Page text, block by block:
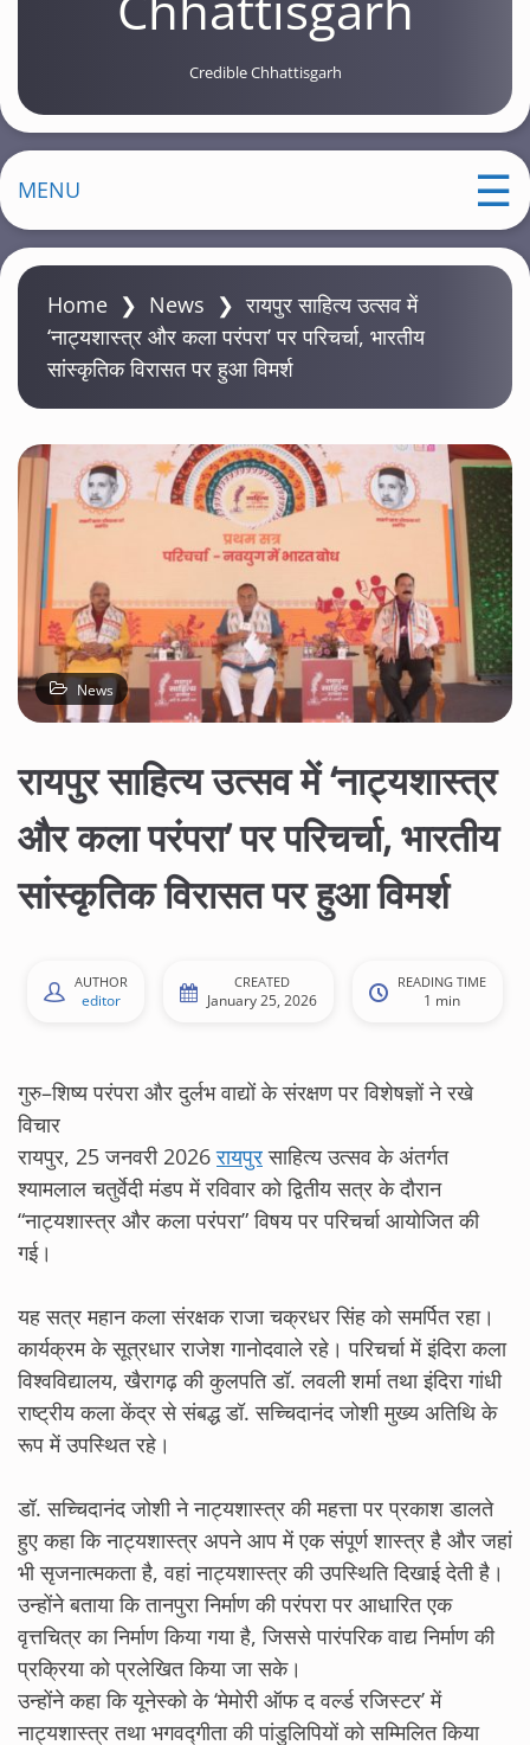
Credible Chhattisgarh
MENU
Home ❯ News ❯रायपुर साहित्य उत्सव में
‘नाट्यशास्त्र और कला परंपरा’ पर परिचर्चा, भारतीय
सांस्कृतिक विरासत पर हुआ विमर्श
News
रायपुर साहित्य उत्सव में ‘नाट्यशास्त्र
और कला परंपरा’ पर परिचर्चा, भारतीय
सांस्कृतिक विरासत पर हुआ विमर्श
AUTHOR
editor
CREATED
January 25, 2026
READING TIME
1 min
गुरु–शिष्य परंपरा और दुर्लभ वाद्यों के संरक्षण पर विशेषज्ञों ने रखे
विचार
रायपुर, 25 जनवरी 2026रायपुरसाहित्य उत्सव के अंतर्गत
श्यामलाल चतुर्वेदी मंडप में रविवार को द्वितीय सत्र के दौरान
“नाट्यशास्त्र और कला परंपरा” विषय पर परिचर्चा आयोजित की
गई।
यह सत्र महान कला संरक्षक राजा चक्रधर सिंह को समर्पित रहा।
कार्यक्रम के सूत्रधार राजेश गानोदवाले रहे। परिचर्चा में इंदिरा कला
विश्वविद्यालय, खैरागढ़ की कुलपति डॉ. लवली शर्मा तथा इंदिरा गांधी
राष्ट्रीय कला केंद्र से संबद्ध डॉ. सच्चिदानंद जोशी मुख्य अतिथि के
रूप में उपस्थित रहे।
डॉ. सच्चिदानंद जोशी ने नाट्यशास्त्र की महत्ता पर प्रकाश डालते
हुए कहा कि नाट्यशास्त्र अपने आप में एक संपूर्ण शास्त्र है और जहां
भी सृजनात्मकता है, वहां नाट्यशास्त्र की उपस्थिति दिखाई देती है।
उन्होंने बताया कि तानपुरा निर्माण की परंपरा पर आधारित एक
वृत्तचित्र का निर्माण किया गया है, जिससे पारंपरिक वाद्य निर्माण की
प्रक्रिया को प्रलेखित किया जा सके।
उन्होंने कहा कि यूनेस्को के ‘मेमोरी ऑफ द वर्ल्ड रजिस्टर’ में
नाट्यशास्त्र तथा भगवद्गीता की पांडुलिपियों को सम्मिलित किया